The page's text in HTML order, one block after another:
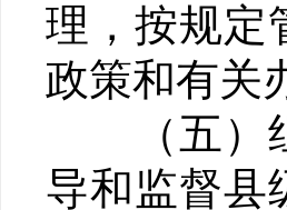
理，按规定
政策和有关
（五）组
导和监督县